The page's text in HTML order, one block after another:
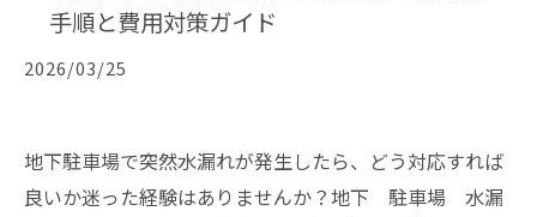
手順と費用対策ガイド
2026/03/25
地下駐車場で突然水漏れが発生したら、どう対応すれば
良いか迷った経験はありませんか？地下 駐車場 水漏